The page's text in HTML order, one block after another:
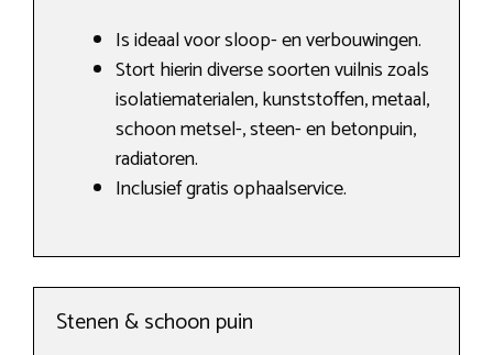
Is ideaal voor sloop- en verbouwingen.
Stort hierin diverse soorten vuilnis zoals
isolatiematerialen, kunststoffen, metaal,
schoon metsel-, steen- en betonpuin,
radiatoren.
Inclusief gratis ophaalservice.
Stenen & schoon puin